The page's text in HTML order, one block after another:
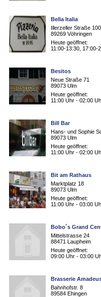
Bella Italia
Illerzeller Straße 100
89269 Vöhringen
Heute geöffnet:
11:00-13:30, 17:00-
Besitos
Neue Straße 71
89073 Ulm
Heute geöffnet:
11:00 Uhr - 02:00
Bill Bar
Hans- und Sophie
89073 Ulm
Heute geöffnet:
11:00 Uhr - 02:00
Bit am Rathaus
Marktplatz 18
89073 Ulm
Heute geöffnet:
11:00 Uhr - 03:00
Bobo´s Grand
Mittelstrasse 24
88471 Laupheim
Heute geöffnet:
09:00 Uhr - 03:00
Brasserie
Bahnhofstr. 8
89584 Ehingen